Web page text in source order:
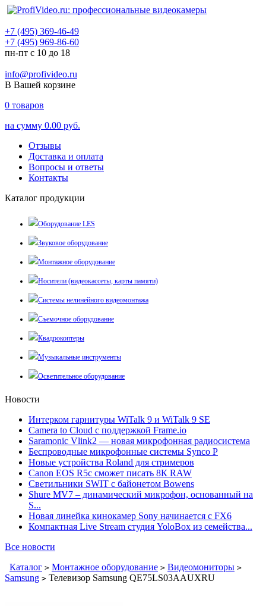
+7 (495) 369-46-49
+7 (495) 969-86-60
пн-пт с 10 до 18
info@profivideo.ru
В Вашей корзине
0 товаров
на сумму 0.00 руб.
Отзывы
Доставка и оплата
Вопросы и ответы
Контакты
Каталог продукции
Оборудование LES
Звуковое оборудование
Монтажное оборудование
Носители (видеокассеты, карты памяти)
Системы нелинейного видеомонтажа
Съемочное оборудование
Квадрокоптеры
Музыкальные инструменты
Осветительное оборудование
Новости
Интерком гарнитуры WiTalk 9 и WiTalk 9 SE
Camera to Cloud с поддержкой Frame.io
Saramonic Vlink2 — новая микрофонная радиосистема
Беспроводные микрофонные системы Synco P
Новые устройства Roland для стримеров
Canon EOS R5c сможет писать 8К RAW
Светильники SWIT с байонетом Bowens
Shure MV7 – динамический микрофон, основанный на
S...
Новая линейка кинокамер Sony начинается с FX6
Компактная Live Stream студия YoloBox из семейства...
Все новости
Каталог > Монтажное оборудование > Видеомониторы >
Samsung > Телевизор Samsung QE75LS03AAUXRU